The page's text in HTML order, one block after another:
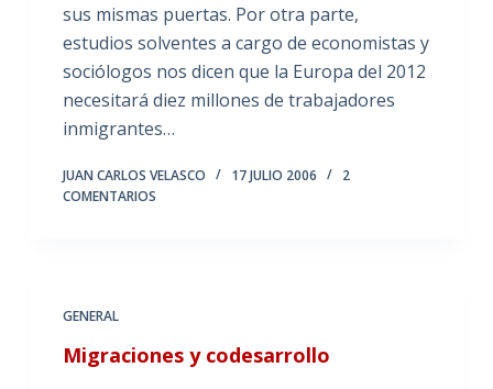
sus mismas puertas. Por otra parte,
estudios solventes a cargo de economistas y
sociólogos nos dicen que la Europa del 2012
necesitará diez millones de trabajadores
inmigrantes…
JUAN CARLOS VELASCO 17 JULIO 2006
2
COMENTARIOS
GENERAL
Migraciones y codesarrollo